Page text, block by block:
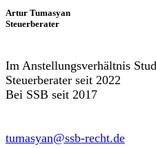
Artur Tumasyan
Steuerberater
Im Anstellungsverhältnis
Steuerberater seit 2022
Bei SSB seit 2017
tumasyan@ssb-recht.de